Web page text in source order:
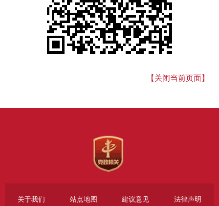
【关闭当前页面】
关于我们 站点地图 建议意见 法律声明